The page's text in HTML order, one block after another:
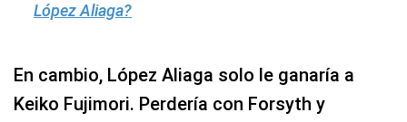
López Aliaga?
En cambio, López Aliaga solo le ganaría a
Keiko Fujimori. Perdería con Forsyth y